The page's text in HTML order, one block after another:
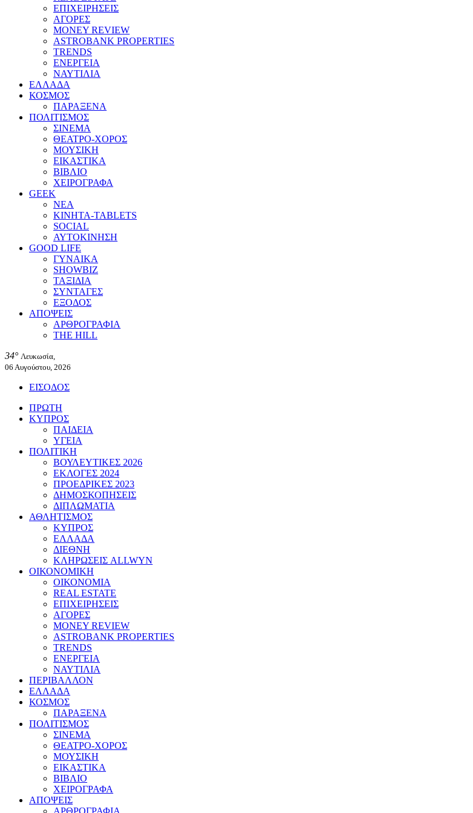
ΕΠΙΧΕΙΡΗΣΕΙΣ
ΑΓΟΡΕΣ
MONEY REVIEW
ASTROBANK PROPERTIES
TRENDS
ΕΝΕΡΓΕΙΑ
ΝΑΥΤΙΛΙΑ
ΕΛΛΑΔΑ
ΚΟΣΜΟΣ
ΠΑΡΑΞΕΝΑ
ΠΟΛΙΤΙΣΜΟΣ
ΣΙΝΕΜΑ
ΘΕΑΤΡΟ-ΧΟΡΟΣ
ΜΟΥΣΙΚΗ
ΕΙΚΑΣΤΙΚΑ
ΒΙΒΛΙΟ
ΧΕΙΡΟΓΡΑΦΑ
GEEK
ΝΕΑ
ΚΙΝΗΤΑ-TABLETS
SOCIAL
ΑΥΤΟΚΙΝΗΣΗ
GOOD LIFE
ΓΥΝΑΙΚΑ
SHOWBIZ
ΤΑΞΙΔΙΑ
ΣΥΝΤΑΓΕΣ
ΕΞΟΔΟΣ
ΑΠΟΨΕΙΣ
ΑΡΘΡΟΓΡΑΦΙΑ
THE HILL
34° Λευκωσία,
06 Αυγούστου, 2026
ΕΙΣΟΔΟΣ
ΠΡΩΤΗ
ΚΥΠΡΟΣ
ΠΑΙΔΕΙΑ
ΥΓΕΙΑ
ΠΟΛΙΤΙΚΗ
ΒΟΥΛΕΥΤΙΚΕΣ 2026
ΕΚΛΟΓΕΣ 2024
ΠΡΟΕΔΡΙΚΕΣ 2023
ΔΗΜΟΣΚΟΠΗΣΕΙΣ
ΔΙΠΛΩΜΑΤΙΑ
ΑΘΛΗΤΙΣΜΟΣ
ΚΥΠΡΟΣ
ΕΛΛΑΔΑ
ΔΙΕΘΝΗ
ΚΛΗΡΩΣΕΙΣ ALLWYN
ΟΙΚΟΝΟΜΙΚΗ
ΟΙΚΟΝΟΜΙΑ
REAL ESTATE
ΕΠΙΧΕΙΡΗΣΕΙΣ
ΑΓΟΡΕΣ
MONEY REVIEW
ASTROBANK PROPERTIES
TRENDS
ΕΝΕΡΓΕΙΑ
ΝΑΥΤΙΛΙΑ
ΠΕΡΙΒΑΛΛΟΝ
ΕΛΛΑΔΑ
ΚΟΣΜΟΣ
ΠΑΡΑΞΕΝΑ
ΠΟΛΙΤΙΣΜΟΣ
ΣΙΝΕΜΑ
ΘΕΑΤΡΟ-ΧΟΡΟΣ
ΜΟΥΣΙΚΗ
ΕΙΚΑΣΤΙΚΑ
ΒΙΒΛΙΟ
ΧΕΙΡΟΓΡΑΦΑ
ΑΠΟΨΕΙΣ
ΑΡΘΡΟΓΡΑΦΙΑ